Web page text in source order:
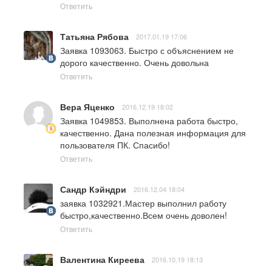
Ответить
Татьяна Рябова 2017.01.19 17:06
Заявка 1093063. Быстро с объяснением не
дорого качественно. Очень довольна
Ответить
Вера Яценко 2016.12.19 18:02
Заявка 1049853. Выполнена работа быстро,
качественно. Дана полезная информация для
пользователя ПК. Спасибо!
Ответить
Сандр Кэйндри 2016.12.04 18:04
заявка 1032921.Мастер выполнил работу
быстро,качественно.Всем очень доволен!
Ответить
Валентина Киреева 2016.10.19 18:13